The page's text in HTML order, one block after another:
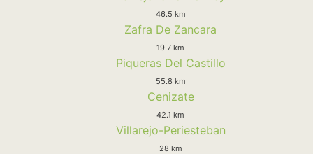
46.5 km
Zafra De Zancara
19.7 km
Piqueras Del Castillo
55.8 km
Cenizate
42.1 km
Villarejo-Periesteban
28 km